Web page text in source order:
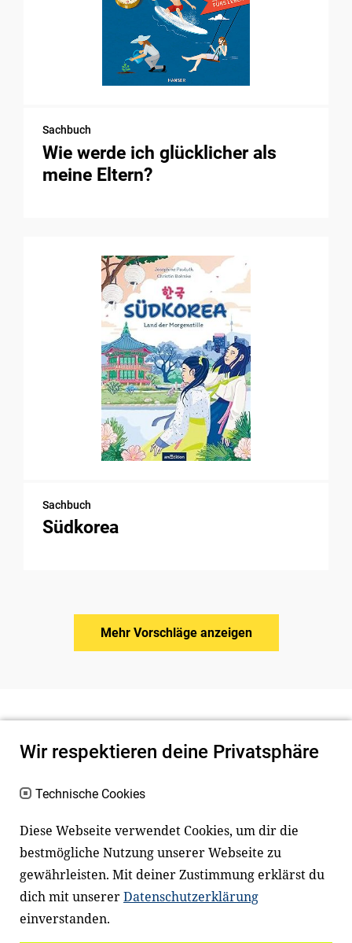
Sachbuch
Wie werde ich glücklicher als
meine Eltern?
Sachbuch
Südkorea
Mehr Vorschläge anzeigen
Newsletter
Facebook LinkedIn
Wir respektieren deine Privatsphäre
Technische Cookies
Diese Webseite verwendet Cookies, um dir die
bestmögliche Nutzung unserer Webseite zu
gewährleisten. Mit deiner Zustimmung erklärst du
dich mit unsererDatenschutzerklärung
einverstanden.